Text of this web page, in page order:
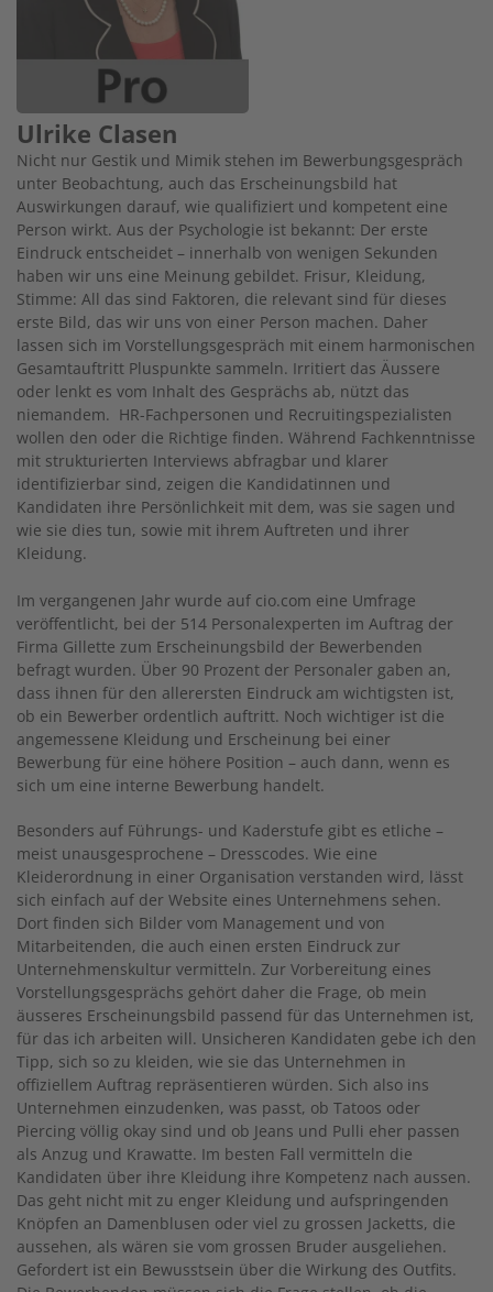
Ulrike Clasen
Nicht nur Gestik und Mimik stehen im Bewerbungsgespräch
unter Beobachtung, auch das Erscheinungsbild hat
Auswirkungen darauf, wie qualifiziert und kompetent eine
Person wirkt. Aus der Psychologie ist bekannt: Der erste
Eindruck entscheidet – innerhalb von wenigen Sekunden
haben wir uns eine Meinung gebildet. Frisur, Kleidung,
Stimme: All das sind Faktoren, die relevant sind für dieses
erste Bild, das wir uns von einer Person machen. Daher
lassen sich im Vorstellungsgespräch mit einem harmonischen
Gesamtauftritt Pluspunkte sammeln. Irritiert das Äussere
oder lenkt es vom Inhalt des Gesprächs ab, nützt das
niemandem. HR-Fachpersonen und Re­cruitingspezialisten
wollen den oder die Richtige finden. Während Fachkenntnisse
mit strukturierten Interviews abfragbar und klarer
identifizierbar sind, zeigen die Kandidatinnen und
Kandidaten ihre Persönlichkeit mit dem, was sie sagen und
wie sie dies tun, sowie mit ihrem Auftreten und ihrer
Kleidung.
Im vergangenen Jahr wurde auf cio.com eine Umfrage
veröffentlicht, bei der 514 Personalexperten im Auftrag der
Firma Gillette zum Erscheinungsbild der Bewerbenden
befragt wurden. Über 90 Prozent der Personaler gaben an,
dass ihnen für den allerersten Eindruck am wichtigsten ist,
ob ein Bewerber ordentlich auftritt. Noch wichtiger ist die
angemessene Kleidung und Erscheinung bei einer
Bewerbung für eine höhere Position – auch dann, wenn es
sich um eine interne Bewerbung handelt.
Besonders auf Führungs- und Kaderstufe gibt es etliche –
meist unausgesprochene – Dresscodes. Wie eine
Kleiderordnung in einer Organisation verstanden wird, lässt
sich einfach auf der Website eines Unternehmens sehen.
Dort finden sich Bilder vom Management und von
Mitarbeitenden, die auch einen ersten Eindruck zur
Unternehmenskultur vermitteln. Zur Vorbereitung eines
Vorstellungsgesprächs gehört daher die Frage, ob mein
äusseres Erscheinungsbild passend für das Unternehmen ist,
für das ich arbeiten will. Unsicheren Kandidaten gebe ich den
Tipp, sich so zu kleiden, wie sie das Unternehmen in
offiziellem Auftrag repräsentieren würden. Sich also ins
Unternehmen einzudenken, was passt, ob Tatoos oder
Piercing völlig okay sind und ob Jeans und Pulli eher passen
als Anzug und Krawatte. Im besten Fall vermitteln die
Kandidaten über ihre Kleidung ihre Kompetenz nach aussen.
Das geht nicht mit zu enger Kleidung und aufspringenden
Knöpfen an Damenblusen oder viel zu grossen Jacketts, die
aussehen, als wären sie vom grossen Bruder ausgeliehen.
Gefordert ist ein Bewusstsein über die Wirkung des Outfits.